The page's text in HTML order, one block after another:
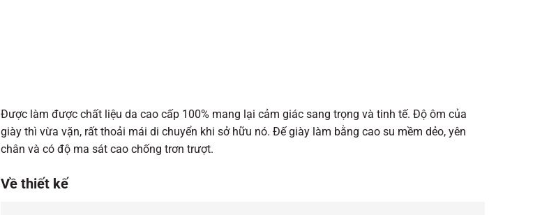
Được làm được chất liệu da cao cấp 100% mang lại cảm giác sang trọng và tinh tế. Độ ôm của
giày thì vừa vặn, rất thoải mái di chuyển khi sở hữu nó. Đế giày làm bằng cao su mềm dẻo, yên
chân và có độ ma sát cao chống trơn trượt.
Về thiết kế